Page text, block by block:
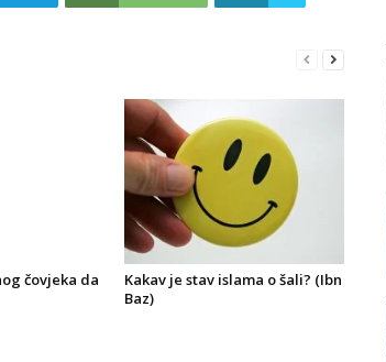
čovjeka da
Kakav je stav islama o šali? (Ibn
Baz)